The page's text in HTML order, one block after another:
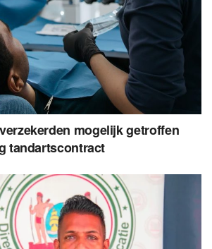
mogelijk getroffen
tandartscontract